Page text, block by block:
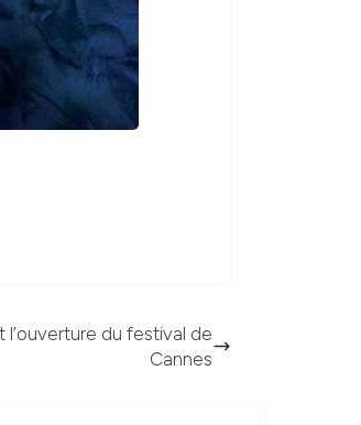
l’ouverture du festival de
Cannes